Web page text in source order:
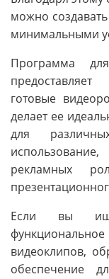
можно
минимальными
Программа
готовые
делает ее
для
рекламных
Если вы
видеоклипов,
обеспечение